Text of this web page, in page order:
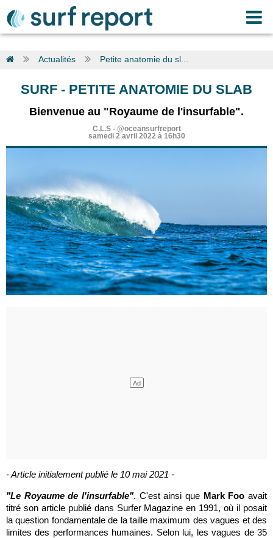
Actualités Petite anatomie du sl...
SURF - PETITE ANATOMIE DU SLAB
Bienvenue au "Royaume de l'insurfable".
C.L.S- @oceansurfreport
samedi 2 avril 2022 à 16h30
- Article initialement publié le 10 mai 2021 -
"Le Royaume de l'insurfable". C'est ainsi que Mark Foo avait
titré son article publié dans Surfer Magazine en 1991, où il posait
la question fondamentale de la taille maximum des vagues et des
limites des performances humaines. Selon lui, les vagues de 35